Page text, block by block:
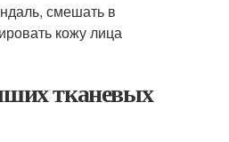
смешать в
кожу лица
тканевых